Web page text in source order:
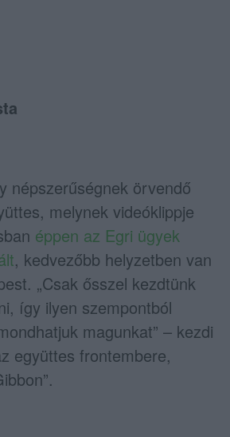
népszerűségnek örvendő
melynek videóklippje
éppen az Egri ügyek
, kedvezőbb helyzetben van
„Csak ősszel kezdtünk
így ilyen szempontból
magunkat” – kezdi
együttes frontembere,